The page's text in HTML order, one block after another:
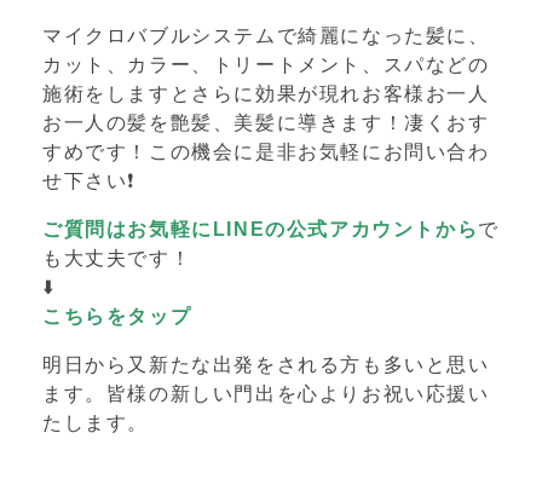
マイクロバブルシステムで綺麗になった髪に、
カット、カラー、トリートメント、スパなどの
施術をしますとさらに効果が現れお客様お一人
お一人の髪を艶髪、美髪に導きます！凄くおす
すめです！この機会に是非お気軽にお問い合わ
せ下さい❗️
ご質問はお気軽にLINEの公式アカウントから で
も大丈夫です！
⬇️
こちらをタップ
明日から又新たな出発をされる方も多いと思い
ます。皆様の新しい門出を心よりお祝い応援い
たします。